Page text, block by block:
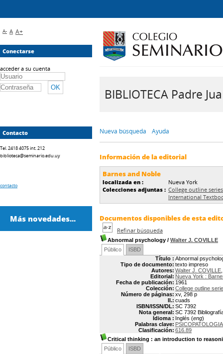
BIBLIOTECA Padre
Nueva búsqueda Ayuda
Información de la editorial
Barnes and Noble
localizada en :
Nueva York
Colecciones adjuntas : College outline series
International
Documentos disponibles de esta
Refinar búsqueda
Abnormal psychology / Walter J. COVILLE
Público
ISBD
Título : Abnormal
Tipo de documento: texto impreso
Autores: Walter J. COVILLE
Editorial: Nueva York :
Fecha de publicación: 1961
Colección: College outline
Número de páginas: xv, 298 p
Il.: cuads
ISBN/ISSN/DL: SC 7392
Nota general: SC 7392
Idioma : Inglés (eng)
Palabras clave: PSICOPATOLOGIA
Clasificación: 616.89
Critical thinking : an introduction to
Público
ISBD
A- A A+
Conectarse
acceder a su cuenta
Contacto
Tel. 2418 4075 int. 212
biblioteca@seminario.edu.uy
contacto
Más novedades...